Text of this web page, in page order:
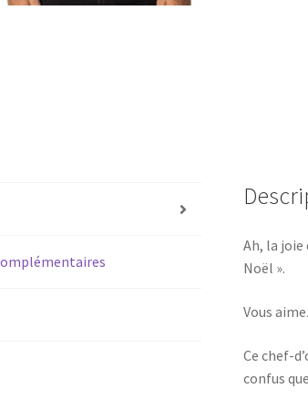
Ah, la joie
Noël ».
Vous
Ce chef-
confus